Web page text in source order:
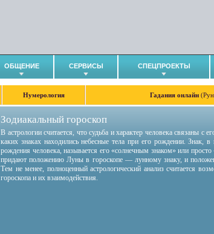
ОБЩЕНИЕ СЕРВИСЫ СПЕЦПРОЕКТЫ
Нумерология Гадания онлайн
Зодиакальный гороскоп
В астрологии считается, что судьба и характер человека связаны с
каких знаках находились небесные тела при его рождении. Знак,
рождения человека, называется его «солнечным знаком» или
придают положению Луны в гороскопе — лунному знаку, и
Тем не менее, полноценный астрологический анализ считается
гороскопа и их взаимодействия.